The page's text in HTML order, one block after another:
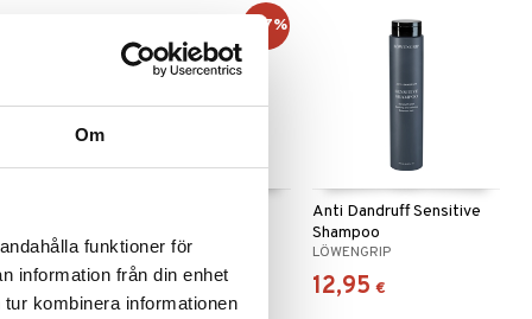
Om
funktioner för
information från din enhet
kombinera informationen
WELLA PROFESSIONALS
10,95 (14,95
-27%
Anti Dandruff Sensitive
Shampoo
LÖWENGRIP
12,95 €